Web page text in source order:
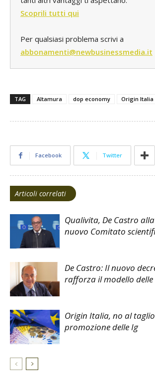
Scoprili tutti qui
Per qualsiasi problema scrivi a
abbonamenti@newbusinessmedia.it
TAG Altamura dop economy Origin Italia
Facebook Twitter
Articoli correlati
Qualivita, De Castro
nuovo Comitato
De Castro: Il nuovo
rafforza il modello delle
Origin Italia, no al
promozione delle Ig